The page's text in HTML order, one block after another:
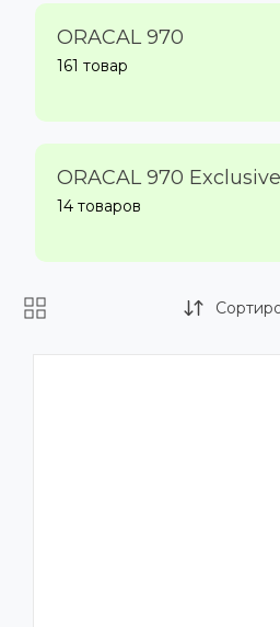
ORACAL 970
161 товар
ORACAL 970
14 товаров